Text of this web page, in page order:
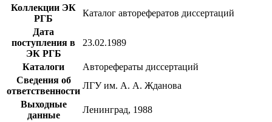
Коллекции ЭК
РГБ
Каталог авторефератов диссертаций
Дата
поступления в
ЭК РГБ
23.02.1989
Каталоги
Авторефераты диссертаций
Сведения об
ответственности
ЛГУ им. А. А. Жданова
Выходные
данные
Ленинград, 1988